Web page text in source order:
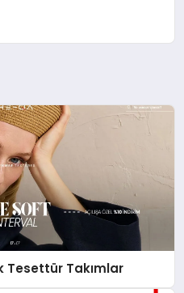
Tesettür Takımlar